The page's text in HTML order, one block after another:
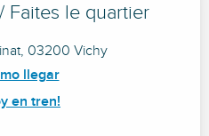
Faites le quartier
03200 Vichy
llegar
en tren!